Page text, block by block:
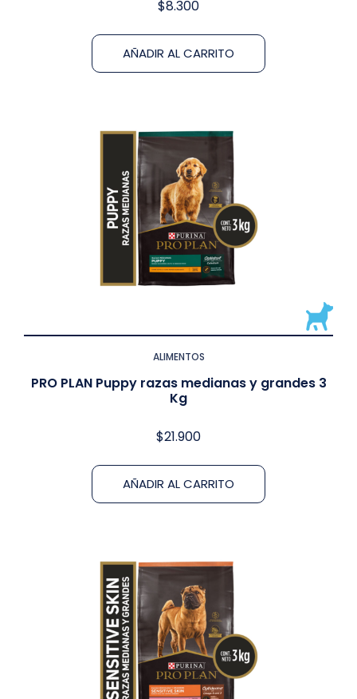
$8.300
AÑADIR AL CARRITO
ALIMENTOS
PRO PLAN Puppy razas medianas y grandes 3
Kg
$21.900
AÑADIR AL CARRITO